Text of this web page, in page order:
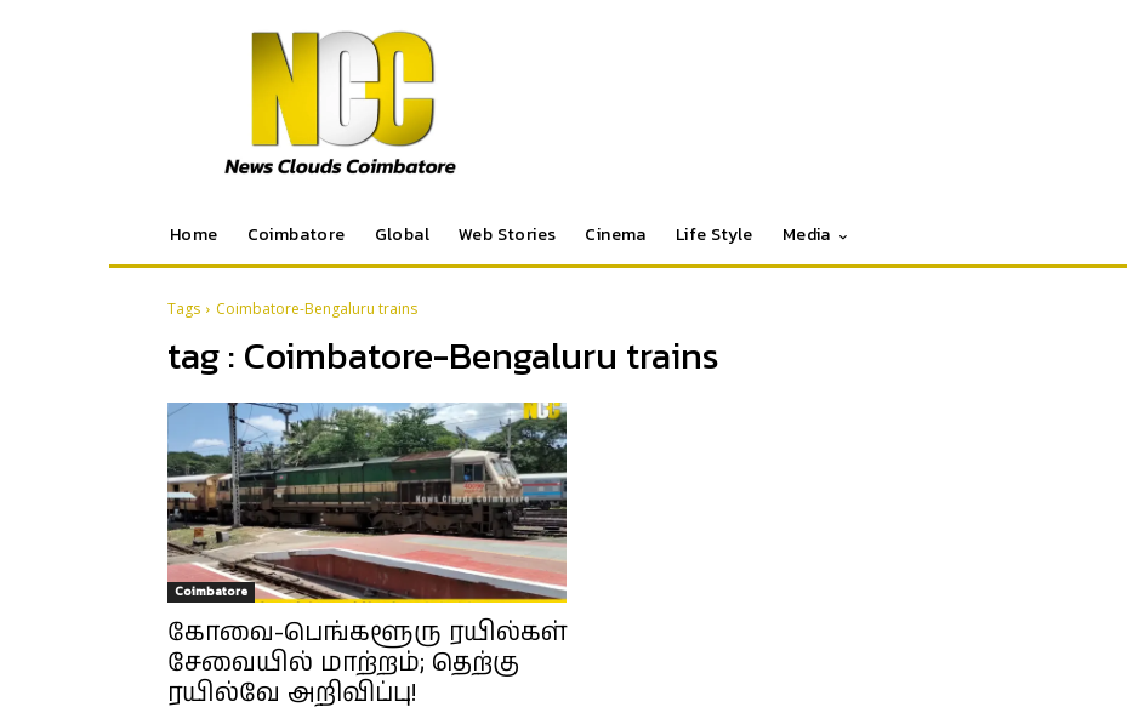
Home Coimbatore Global Web Stories Cinema Life Style Media
Tags Coimbatore-Bengaluru trains
tag : Coimbatore-Bengaluru trains
Coimbatore
கோவை-பெங்களூரு ரயில்கள்
சேவையில் மாற்றம்; தெற்கு
ரயில்வே அறிவிப்பு!